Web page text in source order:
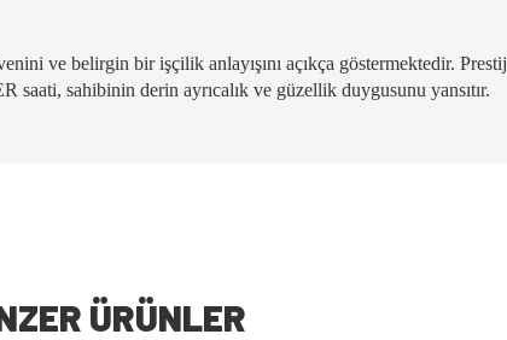
ve belirgin bir işçilik anlayışını açıkça göstermektedir.
sahibinin derin ayrıcalık ve güzellik duygusunu yansıtır.
ÜRÜNLER